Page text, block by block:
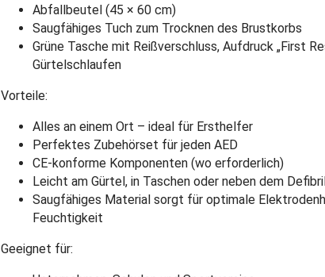
Abfallbeutel (45 × 60 cm)
Saugfähiges Tuch zum Trocknen des Brustkorbs
Grüne Tasche mit Reißverschluss, Aufdruck „First
Gürtelschlaufen
Vorteile:
Alles an einem Ort – ideal für Ersthelfer
Perfektes Zubehörset für jeden AED
CE-konforme Komponenten (wo erforderlich)
Leicht am Gürtel, in Taschen oder neben dem
Saugfähiges Material sorgt für optimale
Feuchtigkeit
Geeignet für: